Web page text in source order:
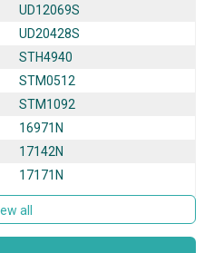
UD12069S
UD20428S
STH4940
STM0512
STM1092
16971N
17142N
17171N
all